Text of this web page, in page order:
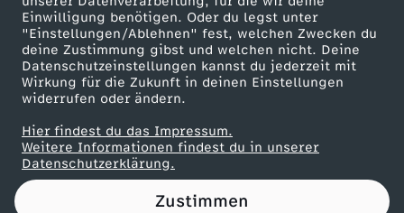
Einwilligung benötigen. Oder du legst unter
"Einstellungen/Ablehnen" fest, welchen Zwecken du
deine Zustimmung gibst und welchen nicht. Deine
Datenschutzeinstellungen kannst du jederzeit mit
Wirkung für die Zukunft in deinen Einstellungen
widerrufen oder ändern.
Hier findest du das Impressum.
Weitere Informationen findest du in unserer
Datenschutzerklärung.
Zustimmen
t
e
n
i
s
Mainzelmännchen
Partner